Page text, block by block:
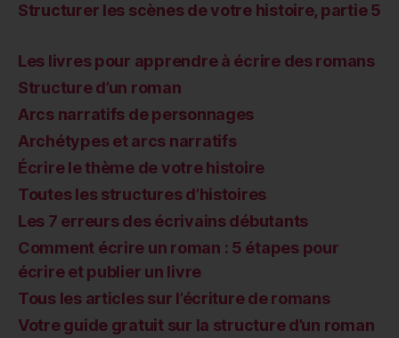
Structurer les scènes de votre histoire, partie 5
Les livres pour apprendre à écrire des romans
Structure d’un roman
Arcs narratifs de personnages
Archétypes et arcs narratifs
Écrire le thème de votre histoire
Toutes les structures d’histoires
Les 7 erreurs des écrivains débutants
Comment écrire un roman : 5 étapes pour
écrire et publier un livre
Tous les articles sur l’écriture de romans
Votre guide gratuit sur la structure d’un roman